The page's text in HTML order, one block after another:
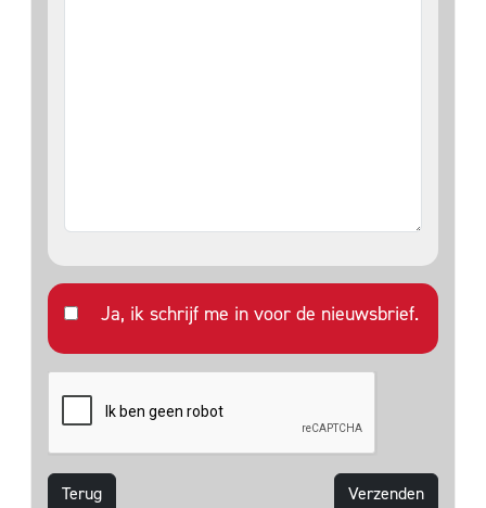
Ja, ik schrijf me in voor de nieuwsbrief.
Terug